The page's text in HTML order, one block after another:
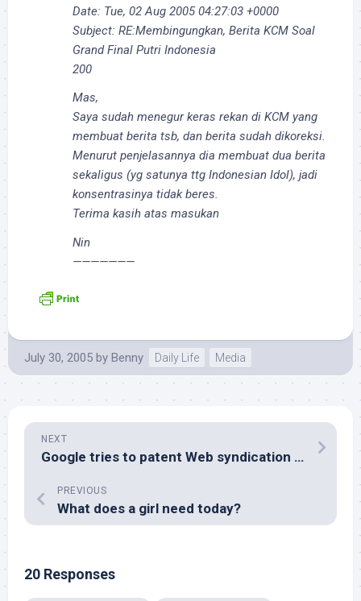
Date: Tue, 02 Aug 2005 04:27:03 +0000
Subject: RE:Membingungkan, Berita KCM Soal
Grand Final Putri Indonesia
200
Mas,
Saya sudah menegur keras rekan di KCM yang
membuat berita tsb, dan berita sudah dikoreksi.
Menurut penjelasannya dia membuat dua berita
sekaligus (yg satunya ttg Indonesian Idol), jadi
konsentrasinya tidak beres.
Terima kasih atas masukan
Nin
———————
July 30, 2005 by Benny Daily Life Media
NEXT
Google tries to patent Web syndication ads
PREVIOUS
What does a girl need today?
20 Responses